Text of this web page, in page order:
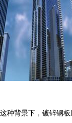
背景下，镀锌钢